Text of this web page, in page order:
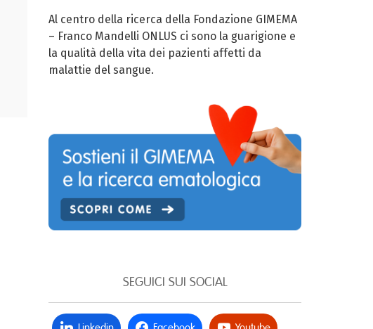
Al centro della ricerca della Fondazione GIMEMA
– Franco Mandelli ONLUS ci sono la guarigione e
la qualità della vita dei pazienti affetti da
malattie del sangue.
SEGUICI SUI SOCIAL